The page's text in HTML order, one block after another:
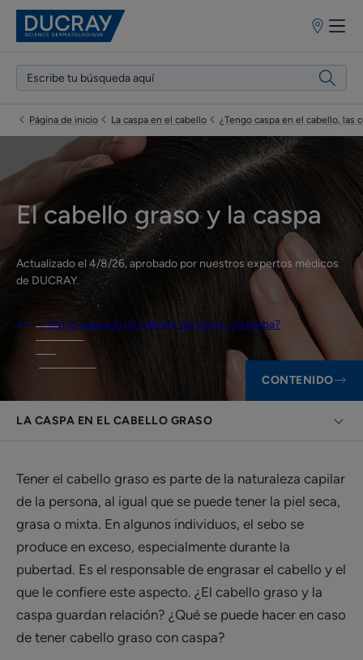
Puntos
venta
Página de inicio La caspa en el cabello ¿Tengo caspa en el cabello, las
El cabello graso y la caspa
Actualizado el 4/8/26, aprobado por nuestros expertos médicos
de DUCRAY.
¿Tengo caspa en el cabello, las cejas o la barba?
CONTENIDO
LA CASPA EN EL CABELLO GRASO
Tener el cabello graso es parte de la naturaleza capilar
de la persona, al igual que se puede tener la piel seca,
grasa o mixta. En algunos individuos, el sebo se
produce en exceso, especialmente durante la
pubertad. Es el responsable de engrasar el cabello y el
que le confiere este aspecto. ¿El cabello graso y la
caspa guardan relación? ¿Qué se puede hacer en caso
de tener cabello graso con caspa?